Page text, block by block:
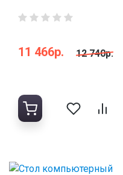
11 466р. 12 740р.